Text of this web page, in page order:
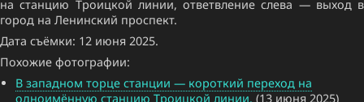
на станцию Троицкой линии, ответвление слева — выход в
город на Ленинский проспект.
Дата съёмки: 12 июня 2025.
Похожие фотографии:
В западном торце станции — короткий переход на
одноимённую станцию Троицкой линии. (13 июня 2025)